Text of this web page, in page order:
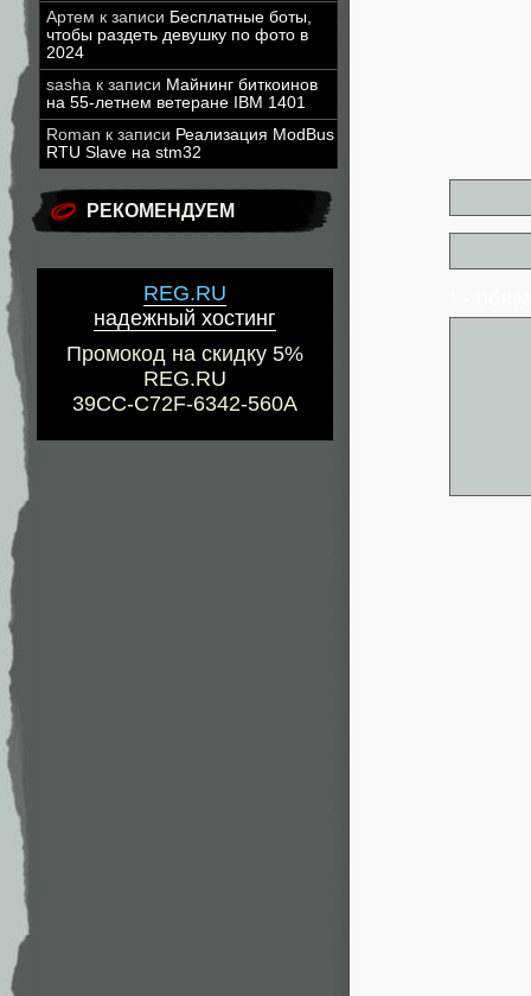
Артем к записи Бесплатные боты,
чтобы раздеть девушку по фото в
2024
sasha к записи Майнинг биткоинов
на 55-летнем ветеране IBM 1401
Roman к записи Реализация ModBus
RTU Slave на stm32
РЕКОМЕНДУЕМ
REG.RU
надежный хостинг
Промокод на скидку 5%
REG.RU
39CC-C72F-6342-560A